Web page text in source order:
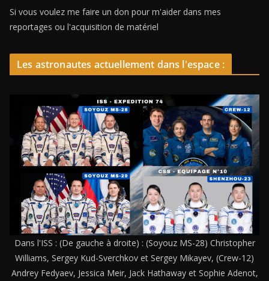
Si vous voulez me faire un don pour m'aider dans mes
reportages ou l'acquisition de matériel
Les astronautes actuellement dans l'espace :
Dans l'ISS : (De gauche à droite) : (Soyouz MS-28) Christopher
Williams, Sergey Kud-Sverchkov et Sergey Mikayev, (Crew-12)
Andrey Fedyaev, Jessica Meir, Jack Hathaway et Sophie Adenot,